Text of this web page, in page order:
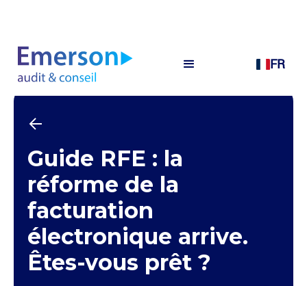
FR
Guide RFE : la
réforme de la
facturation
électronique arrive.
Êtes-vous prêt ?